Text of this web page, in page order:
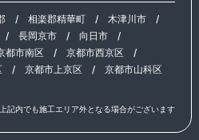
/ 相楽郡精華町/ 木津川市/
長岡京市/ 向日市/
都市南区/ 京都市西京区/
/ 京都市上京区/ 京都市山科区
記内でも施工エリア外となる場合がございます